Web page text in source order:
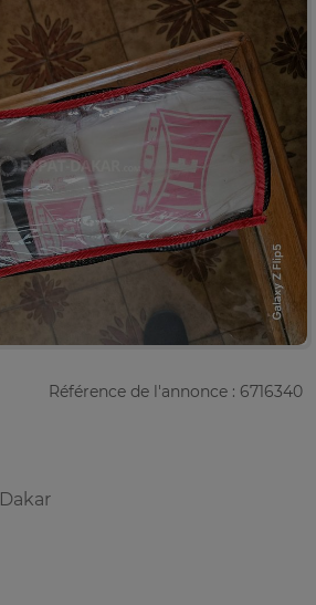
Référence de l'annonce : 6716340
Dakar